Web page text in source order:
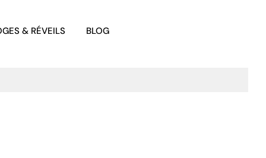
& RÉVEILS BLOG